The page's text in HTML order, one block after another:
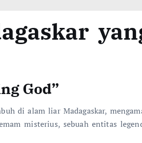
God”
di alam liar Madagaskar,
misterius, sebuah entitas